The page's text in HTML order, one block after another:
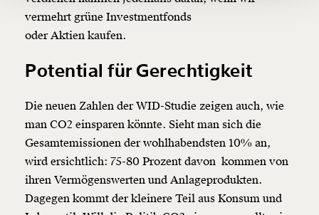
Ich möchte meine Spende verschenken.
Du erhältst eine E-Mail mit deiner
kannst.
Weiter
1/3
vermehrt grüne Investmentfonds
oderAktien kaufen.
Potential für Gerechtigkeit
Die neuen Zahlen der WID-Studie zeigen auch, wie
man CO2 einsparen könnte. Sieht man sich die
Gesamtemissionen der wohlhabendsten 10% an,
wird ersichtlich: 75-80 Prozent davon kommen von
ihren Vermögenswerten und Anlageprodukten.
Dagegen kommt der kleinere Teil aus Konsum und